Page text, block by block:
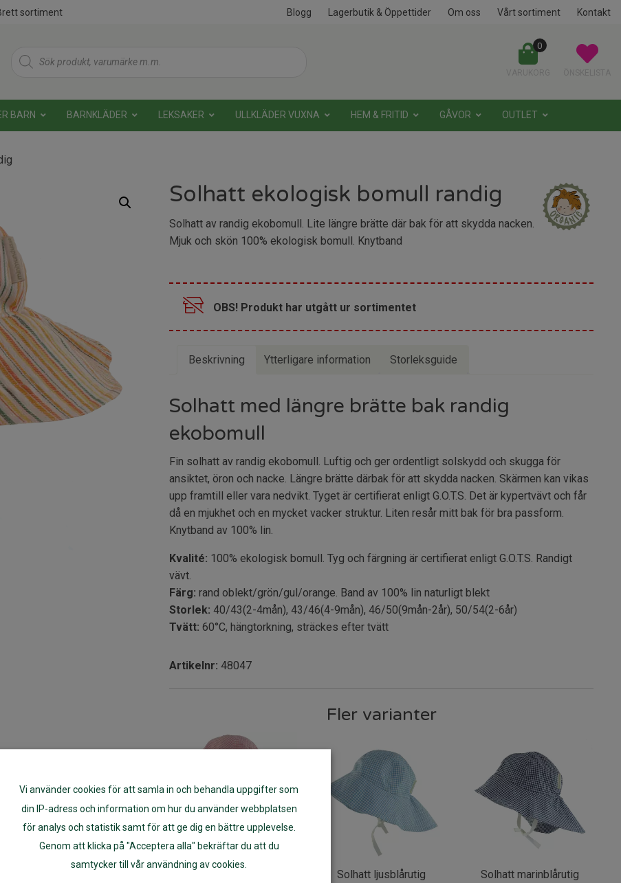
sortiment Blogg Lagerbutik & Öppettider Om oss Vårt sortiment Kontakt
Products
search
0
BARN BARNKLÄDER LEKSAKER ULLKLÄDER VUXNA HEM & FRITID GÅVOR OUTLET
Solhatt ekologisk bomull randig
Solhatt av randig ekobomull. Lite längre brätte där bak för att skydda nacken.
Mjuk och skön 100% ekologisk bomull. Knytband
OBS! Produkt har utgått ur sortimentet
Beskrivning Ytterligare information Storleksguide
Solhatt med längre brätte bak randig
ekobomull
Fin solhatt av randig ekobomull. Luftig och ger ordentligt solskydd och skugga för
ansiktet, öron och nacke. Längre brätte därbak för att skydda nacken. Skärmen kan vikas
upp framtill eller vara nedvikt. Tyget är certifierat enligt G.O.T.S. Det är kypertvävt och får
då en mjukhet och en mycket vacker struktur. Liten resår mitt bak för bra passform.
Knytband av 100% lin.
Kvalité: 100% ekologisk bomull. Tyg och färgning är certifierat enligt G.O.T.S. Randigt
vävt.
Färg: rand oblekt/grön/gul/orange. Band av 100% lin naturligt blekt
Storlek: 40/43(2-4mån), 43/46(4-9mån), 46/50(9mån-2år), 50/54(2-6år)
Tvätt: 60°C, hängtorkning, sträckes efter tvätt
Artikelnr: 48047
Fler varianter
Solhatt rosarutig
Solhatt ljusblårutig
Solhatt marinblårutig
Vi använder cookies för att samla in och behandla uppgifter som
din IP-adress och information om hur du använder webbplatsen
för analys och statistik samt för att ge dig en bättre upplevelse.
Genom att klicka på "Acceptera alla" bekräftar du att du
samtycker till vår användning av cookies.